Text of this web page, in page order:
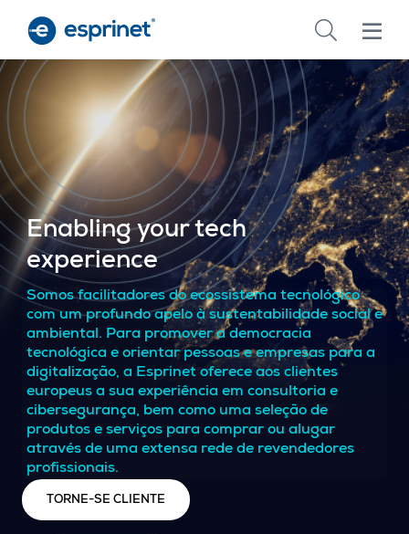
main
content
Enabling your tech
experience
Somos facilitadores do ecossistema tecnológico
com um profundo apelo à sustentabilidade social e
ambiental. Para promover a democracia
tecnológica e orientar pessoas e empresas para a
digitalização, a Esprinet oferece aos clientes
europeus a sua experiência em consultoria e
cibersegurança, bem como uma seleção de
produtos e serviços para comprar ou alugar
através de uma extensa rede de revendedores
profissionais.
TORNE-SE CLIENTE